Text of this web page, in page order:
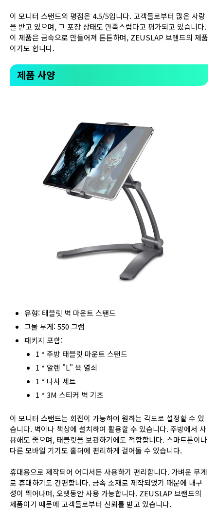
이 모니터 스탠드의 평점은 4.5/5입니다. 고객들로부터 많은 사랑
을 받고 있으며, 그 포장 상태도 만족스럽다고 평가되고 있습니다.
이 제품은 금속으로 만들어져 튼튼하며, ZEUSLAP 브랜드의 제품
이기도 합니다.
제품 사양
유형: 태블릿 벽 마운트 스탠드
그물 무게: 550 그램
패키지 포함:
1 * 주방 태블릿 마운트 스탠드
1 * 알렌 "L" 육 열쇠
1 * 나사 세트
1 * 3M 스티커 벽 기초
이 모니터 스탠드는 회전이 가능하여 원하는 각도로 설정할 수 있
습니다. 벽이나 책상에 설치하여 활용할 수 있습니다. 주방에서 사
용해도 좋으며, 태블릿을 보관하기에도 적합합니다. 스마트폰이나
다른 모바일 기기도 홀더에 편리하게 걸어둘 수 있습니다.
휴대용으로 제작되어 어디서든 사용하기 편리합니다. 가벼운 무게
로 휴대하기도 간편합니다. 금속 소재로 제작되었기 때문에 내구
성이 뛰어나며, 오랫동안 사용 가능합니다. ZEUSLAP 브랜드의
제품이기 때문에 고객들로부터 신뢰를 받고 있습니다.